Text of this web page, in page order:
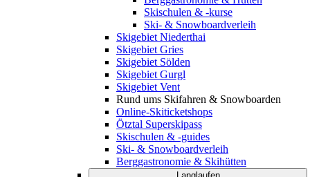
Skischulen & -kurse
Ski- & Snowboardverleih
Skigebiet Niederthai
Skigebiet Gries
Skigebiet Sölden
Skigebiet Gurgl
Skigebiet Vent
Rund ums Skifahren & Snowboarden
Online-Skiticketshops
Ötztal Superskipass
Skischulen & -guides
Ski- & Snowboardverleih
Berggastronomie & Skihütten